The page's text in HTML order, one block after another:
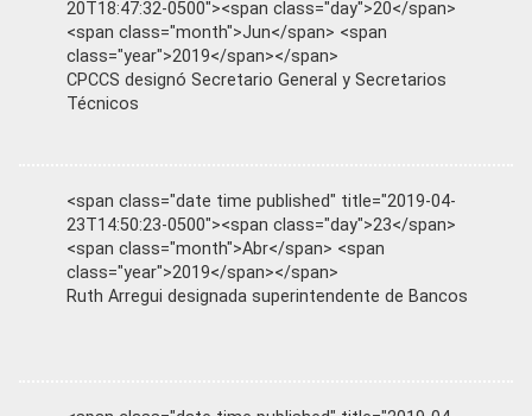
20T18:47:32-0500"><span class="day">20</span>
<span class="month">Jun</span> <span
class="year">2019</span></span>
CPCCS designó Secretario General y Secretarios
Técnicos
<span class="date time published" title="2019-04-
23T14:50:23-0500"><span class="day">23</span>
<span class="month">Abr</span> <span
class="year">2019</span></span>
Ruth Arregui designada superintendente de Bancos